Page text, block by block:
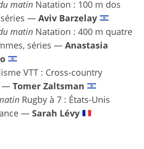
matin Natation : 100 m dos
— Aviv Barzelay
matin Natation : 400 m quatre
séries — Anastasia
VTT : Cross-country
— Tomer Zaltsman
Rugby à 7 : États-Unis
— Sarah Lévy